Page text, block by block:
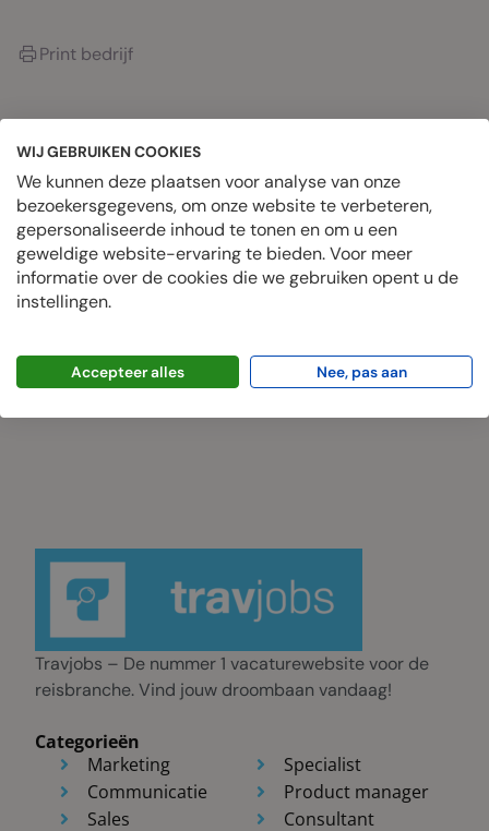
Print bedrijf
OVER HET BEDRIJF
Datum geplaatst
juni 25, 2024
Geplaatste banen
0 Vacatures
Travjobs – De nummer 1 vacaturewebsite voor de
reisbranche. Vind jouw droombaan vandaag!
Categorieën
Marketing
Communicatie
Sales
Specialist
Product manager
Consultant
WIJ GEBRUIKEN COOKIES
We kunnen deze plaatsen voor analyse van onze
bezoekersgegevens, om onze website te verbeteren,
gepersonaliseerde inhoud te tonen en om u een
geweldige website-ervaring te bieden. Voor meer
informatie over de cookies die we gebruiken opent u de
instellingen.
Accepteer alles Nee, pas aan